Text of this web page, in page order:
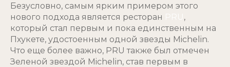
Безусловно, самым ярким примером этого
нового подхода является ресторан
,
который стал первым и пока единственным на
Пхукете, удостоенным одной звезды Michelin.
Что еще более важно, PRU также был отмечен
Зеленой звездой Michelin, став первым в